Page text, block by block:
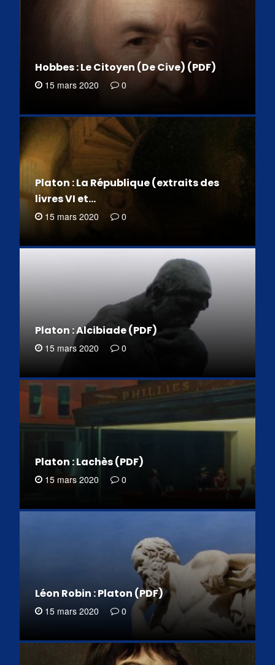
Hobbes : Le Citoyen (De Cive) (PDF)
15 mars 2020 0
Platon : La République (extraits des
livres VI et…
15 mars 2020 0
Platon : Alcibiade (PDF)
15 mars 2020 0
Platon : Lachès (PDF)
15 mars 2020 0
Léon Robin : Platon (PDF)
15 mars 2020 0